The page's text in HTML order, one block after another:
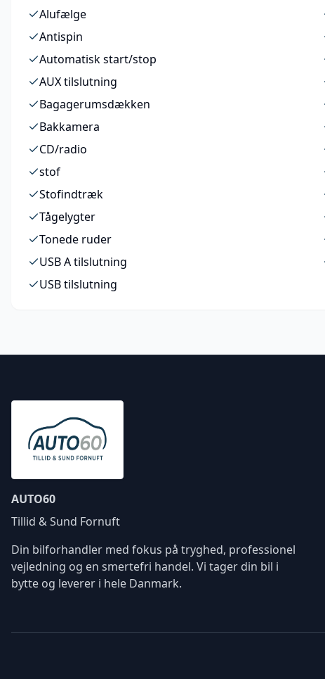
Alufælge
Antispin
Automatisk start/stop
AUX tilslutning
Bagagerumsdækken
Bakkamera
CD/radio
stof
Stofindtræk
Tågelygter
Tonede ruder
USB A tilslutning
USB tilslutning
AUTO60
Tillid & Sund Fornuft
Din bilforhandler med fokus på tryghed, professionel
vejledning og en smertefri handel. Vi tager din bil i
bytte og leverer i hele Danmark.